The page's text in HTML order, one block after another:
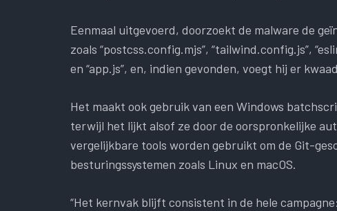
Eenmaal uitgevoerd, doorzoekt de malware de
zoals “postcss.config.mjs”, “tailwind.config.js”,
en “app.js”, en, indien gevonden, voegt hij er
Het maakt ook gebruik van een Windows
terwijl het lijkt alsof ze door de oorspronkelijke
vergelijkbare tools worden gebruikt om de Git-
besturingssystemen zoals Linux en macOS.
“Het kernvak blijft consistent in de hele